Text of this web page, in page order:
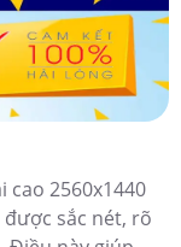
cao 2560x1440
sắc nét, rõ